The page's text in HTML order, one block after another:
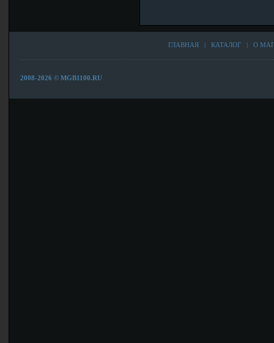
ГЛАВНАЯ| КАТАЛОГ| О
2008-2026 © MGB1100.RU